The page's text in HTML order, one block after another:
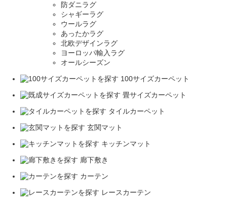
防ダニラグ
シャギーラグ
ウールラグ
あったかラグ
北欧デザインラグ
ヨーロッパ輸入ラグ
オールシーズン
100サイズカーペット
畳サイズカーペット
タイルカーペット
玄関マット
キッチンマット
廊下敷き
カーテン
レースカーテン